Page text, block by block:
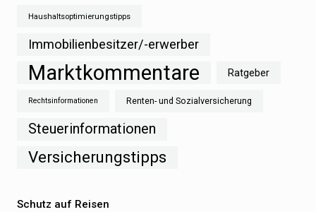
Haushaltsoptimierungstipps
Immobilienbesitzer/-erwerber
Marktkommentare Ratgeber
Rechtsinformationen Renten- und Sozialversicherung
Steuerinformationen
Versicherungstipps
Schutz auf Reisen